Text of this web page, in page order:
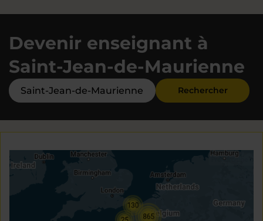
Devenir enseignant à
Saint-Jean-de-Maurienne
Rechercher